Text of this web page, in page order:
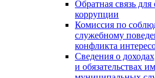
Обратная связь
коррупции
Комиссия по
служебному
конфликта
Сведения о
и обязательствах